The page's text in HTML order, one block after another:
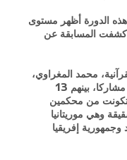
هذه الدورة أظهر مستوى
كشفت المسابقة عن
محمد المغراوي،
بأن عدد المشاركين في المسابقة بلغ 117 مشاركا، بينهم 13
تكونت من محكمين
وهي موريتانيا
وجمهورية إفريقيا